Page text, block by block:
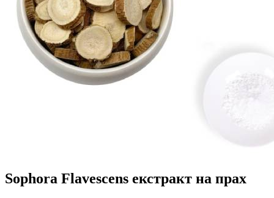
Sophora Flavescens екстракт на прах